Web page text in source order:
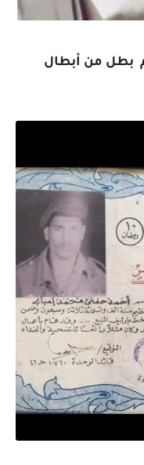
بطل من أبطال